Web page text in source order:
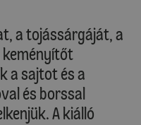
a tojássárgáját, a
a sajtot és a
és borssal
A kiálló